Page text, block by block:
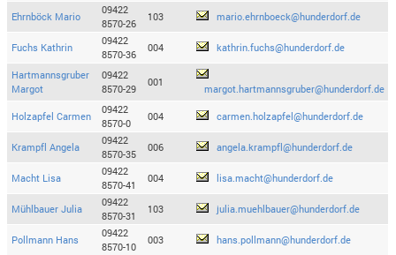
Ehrnböck Mario
09422
8570-26
103 mario.ehrnboeck@hunderdorf.de
Fuchs Kathrin
09422
8570-36
004 kathrin.fuchs@hunderdorf.de
Hartmannsgruber
Margot
09422
8570-29
001
margot.hartmannsgruber@hunderdorf.de
Holzapfel Carmen
09422
8570-0
004 carmen.holzapfel@hunderdorf.de
Krampfl Angela
09422
8570-35
006 angela.krampfl@hunderdorf.de
Macht Lisa
09422
8570-41
004 lisa.macht@hunderdorf.de
Mühlbauer Julia
09422
8570-31
103 julia.muehlbauer@hunderdorf.de
Pollmann Hans
09422
8570-10
003 hans.pollmann@hunderdorf.de